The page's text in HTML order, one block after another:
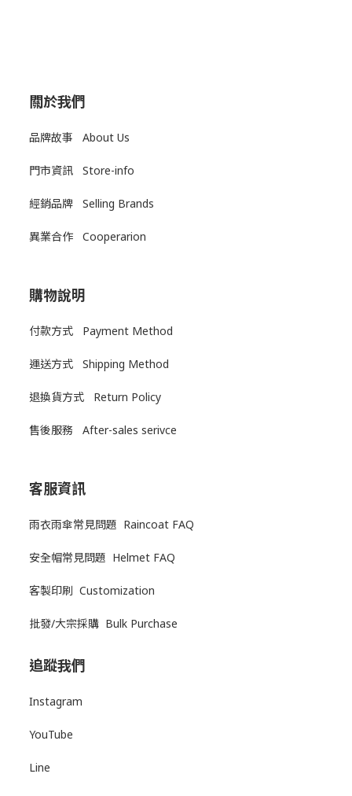
關於我們
品牌故事 About Us
門市資訊 Store-info
經銷品牌 Selling Brands
異業合作 Cooperarion
購物說明
付款方式 Payment Method
運送方式 Shipping Method
退換貨方式 Return Policy
售後服務 After-sales serivce
客服資訊
雨衣雨傘常見問題 Raincoat FAQ
安全帽常見問題 Helmet FAQ
客製印刷 Customization
批發/大宗採購 Bulk Purchase
追蹤我們
Instagram
YouTube
Line